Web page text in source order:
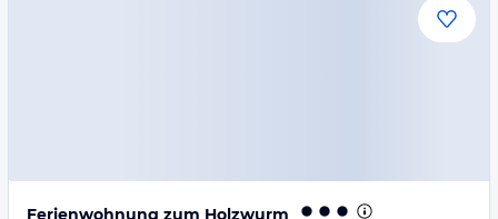
Ferienwohnung zum Holzwurm